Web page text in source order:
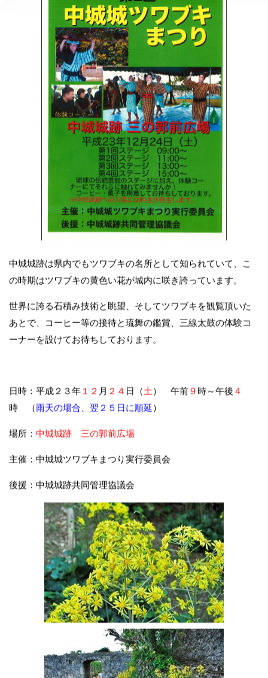
中城城跡は県内でもツワブキの名所として知られていて、こ
の時期はツワブキの黄色い花が城内に咲き誇っています。
世界に誇る石積み技術と眺望、そしてツワブキを観覧頂いた
あとで、コーヒー等の接待と琉舞の鑑賞、三線太鼓の体験コ
ーナーを設けてお待ちしております。
日時：平成２３年 １２ 月 ２４ 日（土） 午前９ 時～午後 ４
時 （雨天の場合、翌２５日に順延）
場所： 中城城跡 三の郭前広場
主催：中城城ツワブキまつり実行委員会
後援：中城城跡共同管理協議会